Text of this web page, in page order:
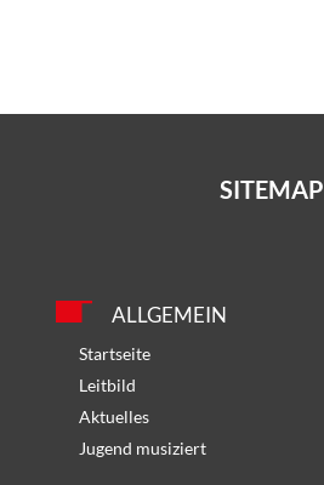
SITEMAP
ALLGEMEIN
Startseite
Leitbild
Aktuelles
Jugend musiziert